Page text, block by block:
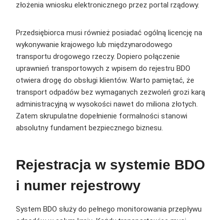
złożenia wniosku elektronicznego przez portal rządowy.
Przedsiębiorca musi również posiadać ogólną licencję na
wykonywanie krajowego lub międzynarodowego
transportu drogowego rzeczy. Dopiero połączenie
uprawnień transportowych z wpisem do rejestru BDO
otwiera drogę do obsługi klientów. Warto pamiętać, że
transport odpadów bez wymaganych zezwoleń grozi karą
administracyjną w wysokości nawet do miliona złotych.
Zatem skrupulatne dopełnienie formalności stanowi
absolutny fundament bezpiecznego biznesu.
Rejestracja w systemie BDO
i numer rejestrowy
System BDO służy do pełnego monitorowania przepływu